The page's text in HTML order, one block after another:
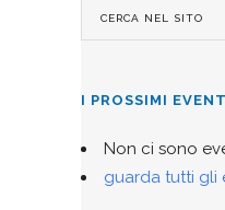
I PROSSIMI
Non ci sono
guarda tutti gli